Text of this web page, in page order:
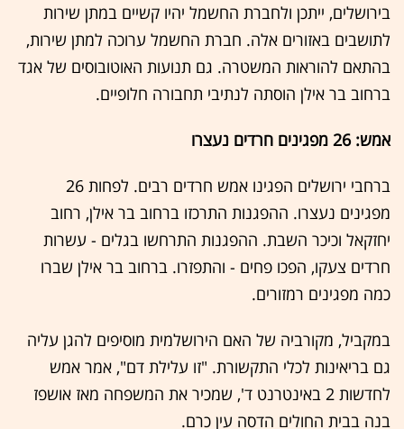
בירושלים, ייתכן ולחברת החשמל יהיו קשיים במתן שירות
לתושבים באזורים אלה. חברת החשמל ערוכה למתן שירות,
בהתאם להוראות המשטרה. גם תנועות האוטובוסים של אגד
ברחוב בר אילן הוסתה לנתיבי תחבורה חלופיים.
אמש: 26 מפגינים חרדים נעצרו
ברחבי ירושלים הפגינו אמש חרדים רבים. לפחות 26
מפגינים נעצרו. ההפגנות התרכזו ברחוב בר אילן, רחוב
יחזקאל וכיכר השבת. ההפגנות התרחשו בגלים - עשרות
חרדים צעקו, הפכו פחים - והתפזרו. ברחוב בר אילן שברו
כמה מפגינים רמזורים.
במקביל, מקורביה של האם הירושלמית מוסיפים להגן עליה
גם בריאינות לכלי התקשורת. "זו עלילת דם", אמר אמש
לחדשות 2 באינטרנט ד', שמכיר את המשפחה מאז אושפז
בנה בבית החולים הדסה עין כרם.